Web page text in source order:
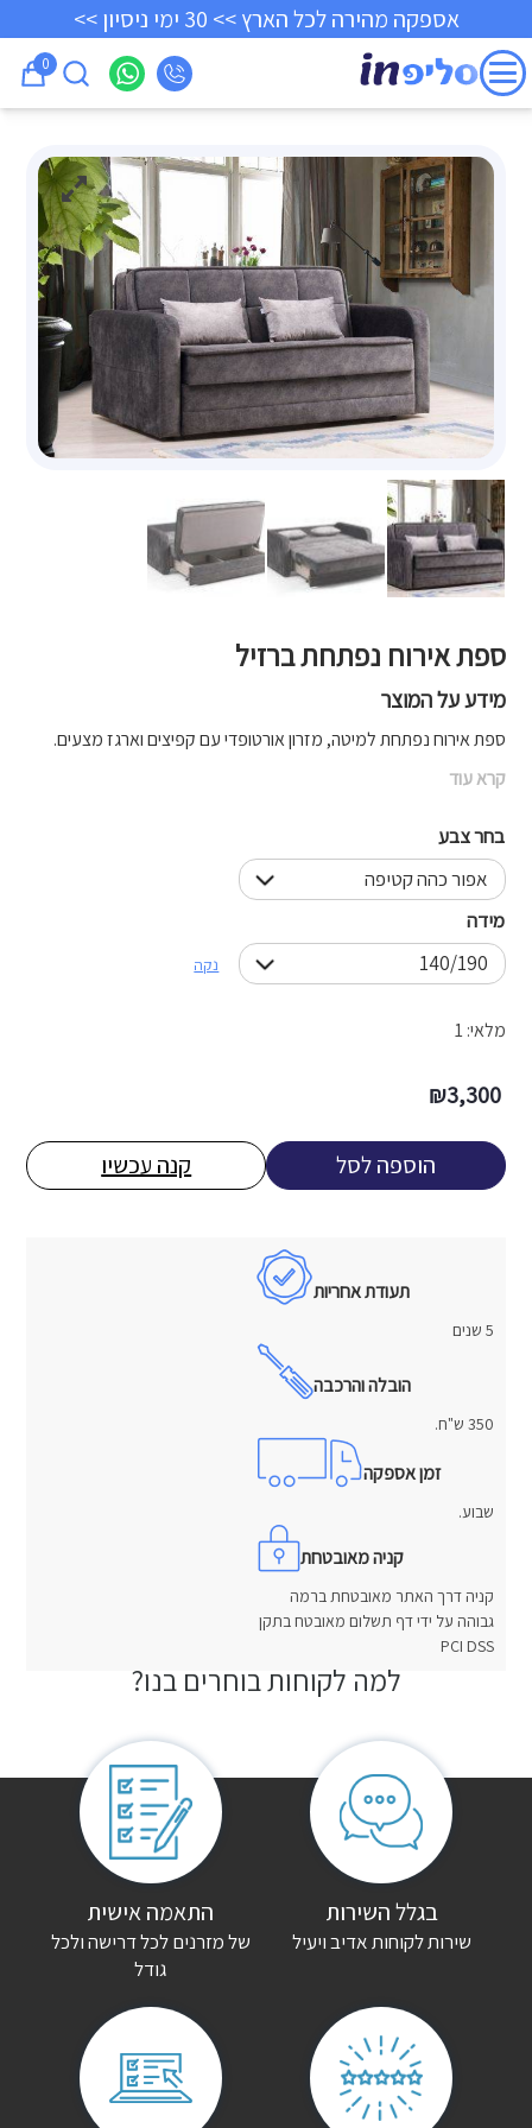
אספקה מהירה לכל הארץ >> 30 ימי ניסיון >>
0
ספת אירוח נפתחת ברזיל
מידע על המוצר
ספת אירוח נפתחת למיטה, מזרון אורטופדי עם קפיצים וארגז מצעים.
קרא עוד
בחר צבע
מידה
נקה
3,300
₪
מלאי: 1
הוספה לסל קנה עכשיו
תעודת אחריות
5 שנים
הובלה והרכבה
350 ש"ח.
זמן אספקה
שבוע.
קניה מאובטחת
קניה דרך האתר מאובטחת ברמה
גבוהה על ידי דף תשלום מאובטח בתקן
PCI DSS
אין עדיין חוות דעת.
היה הראשון לכתוב סקירה “ספת אירוח נפתחת ברזיל”
האימייל לא יוצג באתר.
שדות החובה מסומנים
למה לקוחות בוחרים בנו?
בגלל השירות
שירות לקוחות אדיב ויעיל
התאמה אישית
של מזרנים לכל דרישה ולכל
גודל